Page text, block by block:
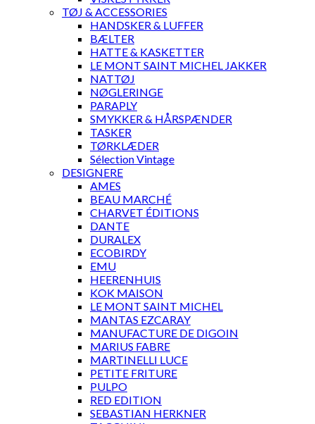
TØJ & ACCESSORIES
HANDSKER & LUFFER
BÆLTER
HATTE & KASKETTER
LE MONT SAINT MICHEL JAKKER
NATTØJ
NØGLERINGE
PARAPLY
SMYKKER & HÅRSPÆNDER
TASKER
TØRKLÆDER
Sélection Vintage
DESIGNERE
AMES
BEAU MARCHÉ
CHARVET ÉDITIONS
DANTE
DURALEX
ECOBIRDY
EMU
HEERENHUIS
KOK MAISON
LE MONT SAINT MICHEL
MANTAS EZCARAY
MANUFACTURE DE DIGOIN
MARIUS FABRE
MARTINELLI LUCE
PETITE FRITURE
PULPO
RED EDITION
SEBASTIAN HERKNER